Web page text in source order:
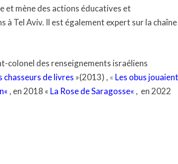
et mène des actions éducatives et
à Tel Aviv. Il est également expert sur la chaîne
colonel des renseignements israéliens
chasseurs de livres »(2013) , « Les obus jouaient
« , en 2018 « La Rose de Saragosse« , en 2022